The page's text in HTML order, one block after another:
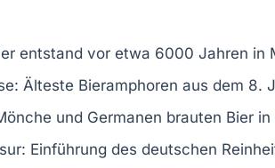
entstand vor etwa 6000 Jahren in
Älteste Bieramphoren aus dem 8.
und Germanen brauten Bier
Einführung des deutschen